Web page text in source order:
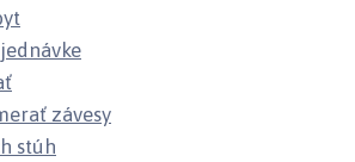
závesy
stúh